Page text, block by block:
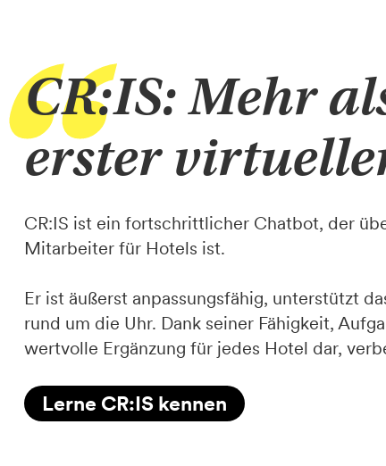
CR:IS: Mehr
erster
CR:IS ist ein fortschrittlicher Chatbot, der
Mitarbeiter für Hotels ist.
Er ist äußerst anpassungsfähig, unterstützt
rund um die Uhr. Dank seiner Fähigkeit,
wertvolle Ergänzung für jedes Hotel dar,
Lerne CR:IS kennen